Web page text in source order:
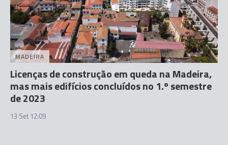
MADEIRA
Licenças de construção em queda na Madeira,
mas mais edifícios concluídos no 1.º semestre
de 2023
13 Set 12:09